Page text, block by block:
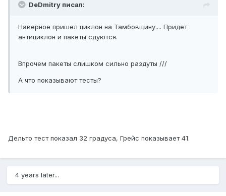
DeDmitry писал:
Наверное пришел циклон на Тамбовщину.... Придет
антициклон и пакеты сдуются.
Впрочем пакеты слишком сильно раздуты ///
А что показывают тесты?
Дельто тест показал 32 градуса, Грейс показывает 41.
4 years later...